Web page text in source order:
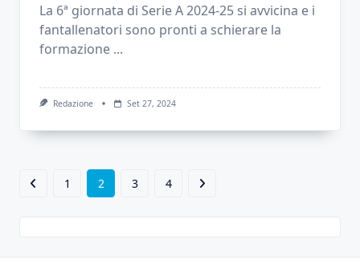
La 6ª giornata di Serie A 2024-25 si avvicina e i
fantallenatori sono pronti a schierare la
formazione ...
Redazione Set 27, 2024
1 2 3 4